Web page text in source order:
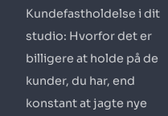
Kundefastholdelse i dit
studio: Hvorfor det er
billigere at holde på de
kunder, du har, end
konstant at jagte nye